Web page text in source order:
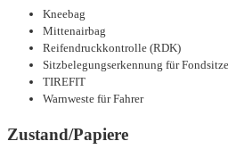
Kneebag
Mittenairbag
Reifendruckkontrolle (RDK)
Sitzbelegungserkennung für Fondsitze
TIREFIT
Warnweste für Fahrer
Zustand/Papiere